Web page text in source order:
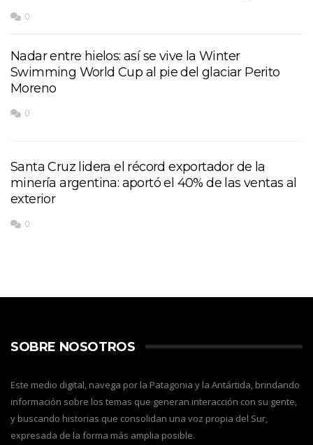
0
Nadar entre hielos: así se vive la Winter
Swimming World Cup al pie del glaciar Perito
Moreno
0
Santa Cruz lidera el récord exportador de la
minería argentina: aportó el 40% de las ventas al
exterior
0
SOBRE NOSOTROS
Este medio digital, navega por la Patagonia y la Antártida, brindando
información sobre los temas que generan interacción con su gente,
y buscando historias que consolidan una voz propia del Sur,
expresada de la forma más amplia posible.